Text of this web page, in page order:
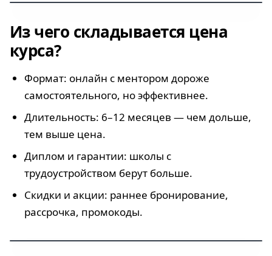
Большинство курсов стоят 80–150 тыс.
₽, но есть способы снизить цену вдвое
Из чего складывается цена
курса?
Формат: онлайн с ментором дороже
самостоятельного, но эффективнее.
Длительность: 6–12 месяцев — чем дольше,
тем выше цена.
Диплом и гарантии: школы с
трудоустройством берут больше.
Скидки и акции: раннее бронирование,
рассрочка, промокоды.